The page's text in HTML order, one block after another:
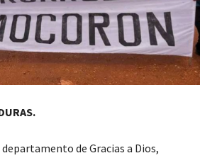
de Gracias a Dios,